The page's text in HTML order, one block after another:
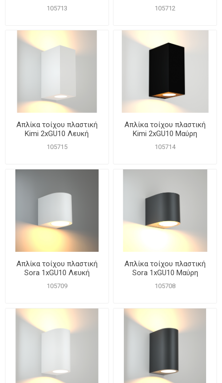
105713 105712
Απλίκα τοίχου πλαστική
Kimi 2xGU10 Λευκή
105715
Απλίκα τοίχου πλαστική
Kimi 2xGU10 Μαύρη
105714
Απλίκα τοίχου πλαστική
Sora 1xGU10 Λευκή
105709
Απλίκα τοίχου πλαστική
Sora 1xGU10 Μαύρη
105708